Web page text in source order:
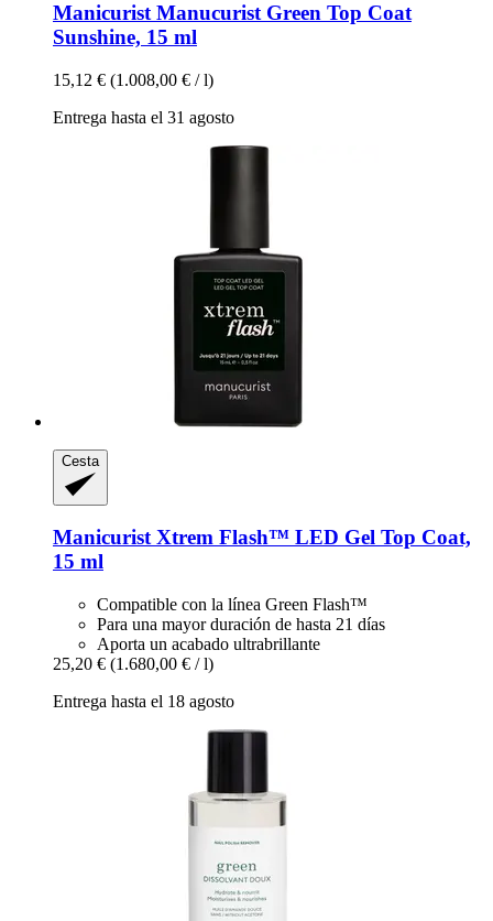
ManicuristManucurist Green Top Coat
Sunshine, 15 ml
15,12 € (1.008,00 € / l)
Entrega hasta el 31 agosto
Cesta
ManicuristXtrem Flash™ LED Gel Top Coat,
15 ml
Compatible con la línea Green Flash™
Para una mayor duración de hasta 21 días
Aporta un acabado ultrabrillante
25,20 € (1.680,00 € / l)
Entrega hasta el 18 agosto